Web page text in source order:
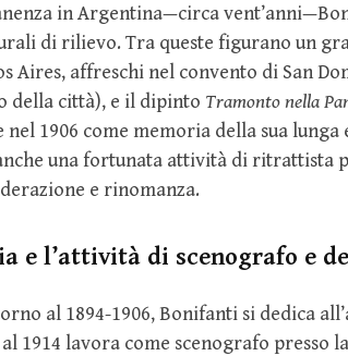
in Argentina—circa
di rilievo. Tra queste figurano un
Aires, affreschi nel convento di San
della città), e il dipinto Tramonto nella
1906 come memoria della sua lunga
una fortunata attività di ritrattista
e rinomanza.
e l’attività di scenografo e
al 1894-1906, Bonifanti si dedica
1914 lavora come scenografo presso